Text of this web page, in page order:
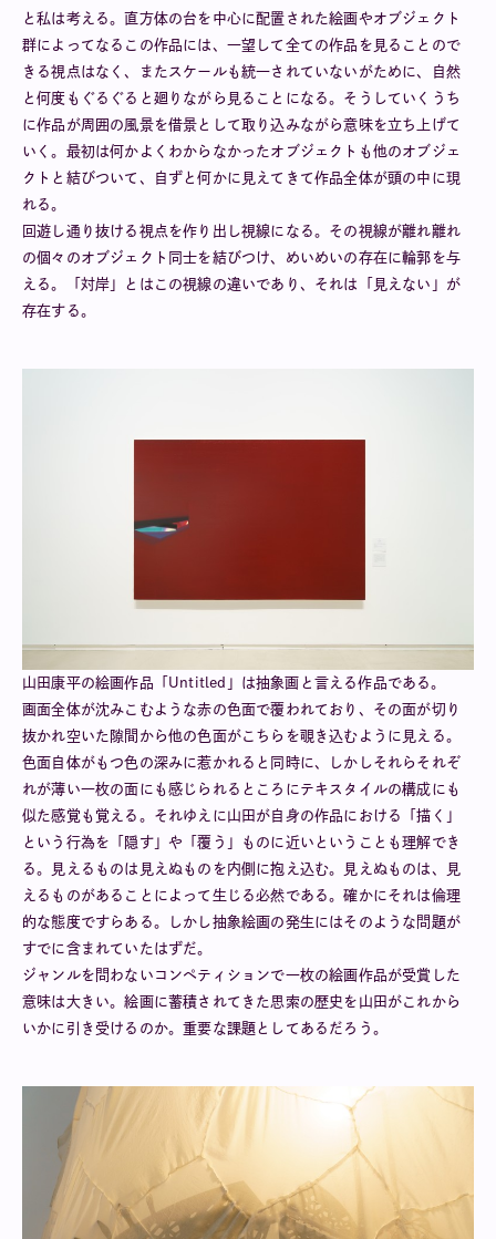
と私は考える。直方体の台を中心に配置された絵画やオブジェクト
群によってなるこの作品には、一望して全ての作品を見ることので
きる視点はなく、またスケールも統一されていないがために、自然
と何度もぐるぐると廻りながら見ることになる。そうしていくうち
に作品が周囲の風景を借景として取り込みながら意味を立ち上げて
いく。最初は何かよくわからなかったオブジェクトも他のオブジェ
クトと結びついて、自ずと何かに見えてきて作品全体が頭の中に現
れる。
回遊し通り抜ける視点を作り出し視線になる。その視線が離れ離れ
の個々のオブジェクト同士を結びつけ、めいめいの存在に輪郭を与
える。「対岸」とはこの視線の違いであり、それは「見えない」が
存在する。
山田康平の絵画作品「Untitled」は抽象画と言える作品である。
画面全体が沈みこむような赤の色面で覆われており、その面が切り
抜かれ空いた隙間から他の色面がこちらを覗き込むように見える。
色面自体がもつ色の深みに惹かれると同時に、しかしそれらそれぞ
れが薄い一枚の面にも感じられるところにテキスタイルの構成にも
似た感覚も覚える。それゆえに山田が自身の作品における「描く」
という行為を「隠す」や「覆う」ものに近いということも理解でき
る。見えるものは見えぬものを内側に抱え込む。見えぬものは、見
えるものがあることによって生じる必然である。確かにそれは倫理
的な態度ですらある。しかし抽象絵画の発生にはそのような問題が
すでに含まれていたはずだ。
ジャンルを問わないコンペティションで一枚の絵画作品が受賞した
意味は大きい。絵画に蓄積されてきた思索の歴史を山田がこれから
いかに引き受けるのか。重要な課題としてあるだろう。